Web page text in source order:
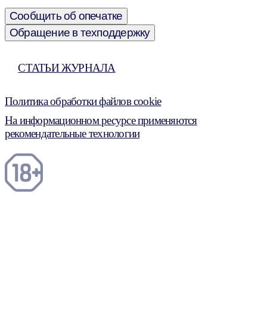
Сообщить об опечатке
Обращение в техподдержку
СТАТЬИ ЖУРНАЛА
Политика обработки файлов cookie
На информационном ресурсе применяются
рекомендательные технологии